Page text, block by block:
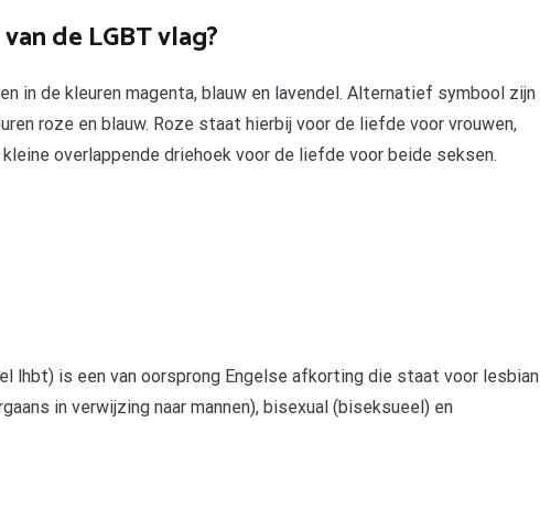
de LGBT vlag?
in de kleuren magenta, blauw en lavendel. Alternatief symbool zijn
roze en blauw. Roze staat hierbij voor de liefde voor vrouwen,
overlappende driehoek voor de liefde voor beide seksen.
lhbt) is een van oorsprong Engelse afkorting die staat voor lesbian
in verwijzing naar mannen), bisexual (biseksueel) en